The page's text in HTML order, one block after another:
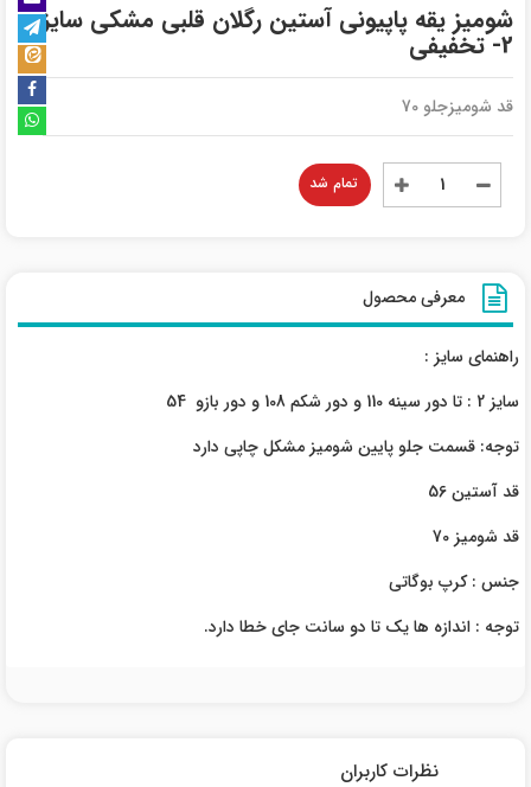
شومیز یقه پاپیونی آستین رگلان قلبی مشکی سایز-
2- تخفیفی
قد شومیزجلو 70
تمام شد
معرفی محصول
راهنمای سایز :
سایز 2 : تا دور سینه 110 و دور شکم 108 و دور بازو 54
توجه: قسمت جلو پایین شومیز مشکل چاپی دارد
قد آستین 56
قد شومیز 70
جنس : کرپ بوگاتی
توجه : اندازه ها یک تا دو سانت جای خطا دارد.
نظرات کاربران